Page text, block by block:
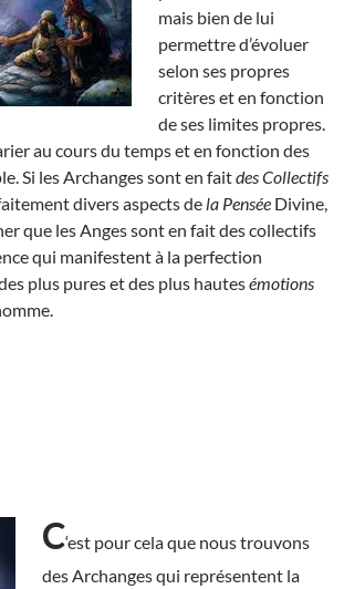
mais bien de lui
permettre d’évoluer
selon ses propres
critères et en fonction
de ses limites propres.
au cours du temps et en fonction des
Si les Archanges sont en faitdes Collectifs
divers aspects de la Pensée Divine,
que les Anges sont en fait des collectifs
qui manifestent à la perfection
plus pures et des plus hautesémotions
C‘est pour cela que nous trouvons
des Archanges qui représentent la